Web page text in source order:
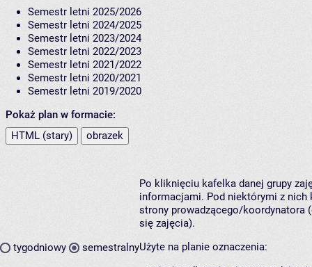
Semestr letni 2025/2026
Semestr letni 2024/2025
Semestr letni 2023/2024
Semestr letni 2022/2023
Semestr letni 2021/2022
Semestr letni 2020/2021
Semestr letni 2019/2020
Pokaż plan w formacie:
HTML (stary)
obrazek
tygodniowy semestralny
Po kliknięciu kafelka danej grupy
informacjami. Pod niektórymi z nich
strony prowadzącego/koordynatora
się zajęcia).
Użyte na planie oznaczenia: